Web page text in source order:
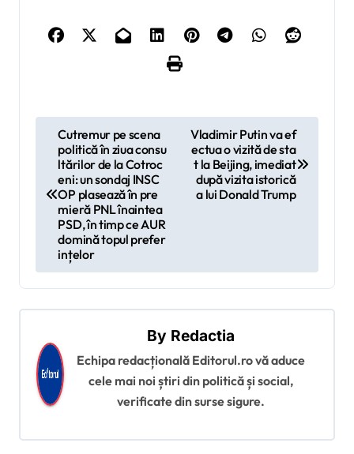
r
e
n
a
t
Cutremur pe scena
politică în ziua consu
ltărilor de la Cotroc
eni: un sondaj INSC
OP plasează în pre
mieră PNL înaintea
PSD, în timp ce AUR
domină topul prefer
ințelor
Vladimir Putin va ef
ectua o vizită de sta
t la Beijing, imediat
după vizita istorică
a lui Donald Trump
By Redactia
Echipa redacțională Editorul.ro vă aduce
cele mai noi știri din politică și social,
verificate din surse sigure.